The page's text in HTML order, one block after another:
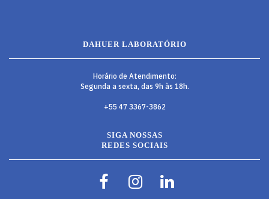
DAHUER LABORATÓRIO
Horário de Atendimento:
Segunda a sexta, das 9h às 18h.
+55 47 3367-3862
SIGA NOSSAS
REDES SOCIAIS